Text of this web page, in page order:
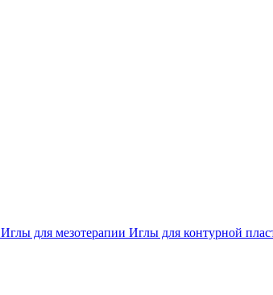
Иглы для мезотерапии Иглы для контурной